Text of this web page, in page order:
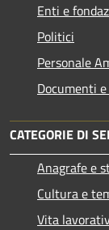
Enti e
Politici
Personale
Documenti
CATEGORIE DI
Anagrafe e
Cultura e
Vita